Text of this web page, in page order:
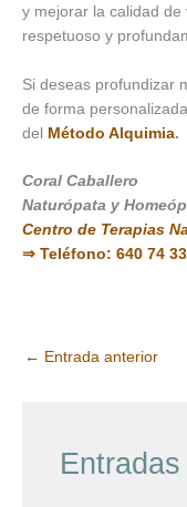
y mejorar la calidad de
respetuoso y
Si deseas profundizar
de forma
del Método Alquimia.
Coral Caballero
Naturópata y
Centro de Terapias
⇒ Teléfono: 640 74
← Entrada anterior